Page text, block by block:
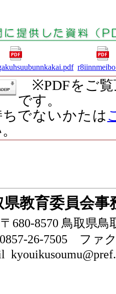
※PDFをご覧
です。
でないかたは
県教育委員会事
680-8570 鳥取県鳥
26-7505
ファ